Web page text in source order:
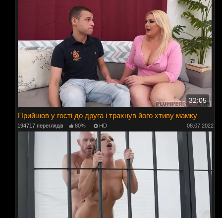
32:05
Прийшов у гості до друга і трахнув його хтиву мамку
194717 переглядів 80% HD 08.07.2022